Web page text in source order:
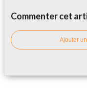
Commenter cet
Ajouter